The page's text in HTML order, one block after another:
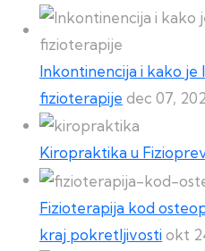
Inkontinencija i kako je
fizioterapije dec 07,
Kiropraktika u
Fizioterapija kod
kraj pokretljivostiokt